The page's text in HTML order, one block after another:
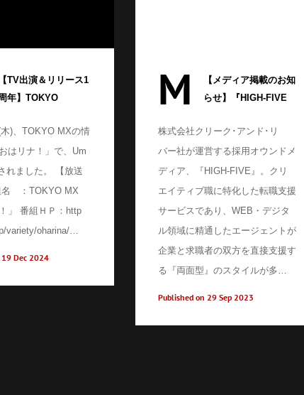
【TV出演＆リリース1
年】TOKYO
Umplexが紹介され
ました。
)、TOKYO MXの情
はリナ！」で、Um
れました。 【放送
名 ：TOKYO MX
」 番組ＨＰ：http
variety/oharina/…
Dec 2024
M
【メディア掲載のお知
らせ】『HIGH-FIVE
で、オールインの企業
インタビュー記事が公
開されました！
株式会社クリーク･アンド･リ
バー社が運営する採用オウンドメ
ディア、『HIGH-FIVE』。クリ
エイティブ職に特化した転職支援
サービスであり、WEB・デジタ
ル領域に精通したエージェントが
企業と求職者の双方を直接支援す
る『両面型』のスタイルが多…
Published on 29 Sep 2023